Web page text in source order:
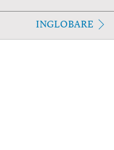
INGLOBARE